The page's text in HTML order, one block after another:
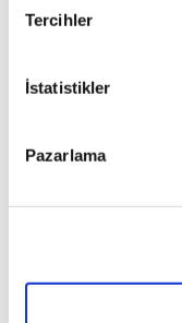
Tercihler
İstatistikler
Pazarlama